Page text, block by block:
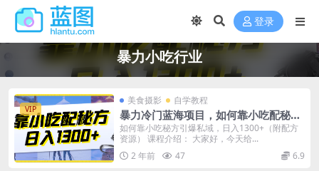
登录
暴力小吃行业
VIP
美食摄影 自学教程
暴力冷门蓝海项目，如何靠小吃配秘
方，日入1300+
如何靠小吃秘方引爆私域，日入1300+（附配方
资源） 课程介绍： 大家好，今天给...
2 年前
47 6.9